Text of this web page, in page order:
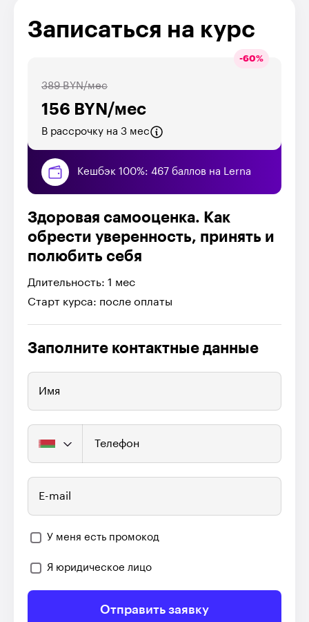
Записаться на курс
-60%
156 BYN/мес
389 BYN/мес
В рассрочку на 3 мес
Кешбэк 100%: 467 баллов на Lerna
Здоровая самооценка. Как
обрести уверенность, принять и
полюбить себя
Длительность: 1 мес
Старт курса: после оплаты
Заполните контактные данные
Имя
Телефон
E-mail
У меня есть промокод
Я юридическое лицо
Отправить заявку